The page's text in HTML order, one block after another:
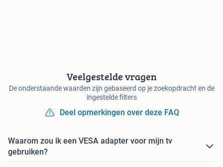
Veelgestelde vragen
De onderstaande waarden zijn gebaseerd op je zoekopdracht en de
ingestelde filters
Deel opmerkingen over deze FAQ
Waarom zou ik een VESA adapter voor mijn tv
gebruiken?